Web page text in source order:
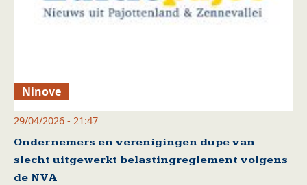
Ninove
29/04/2026 - 21:47
Ondernemers en verenigingen dupe van
slecht uitgewerkt belastingreglement volgens
de NVA